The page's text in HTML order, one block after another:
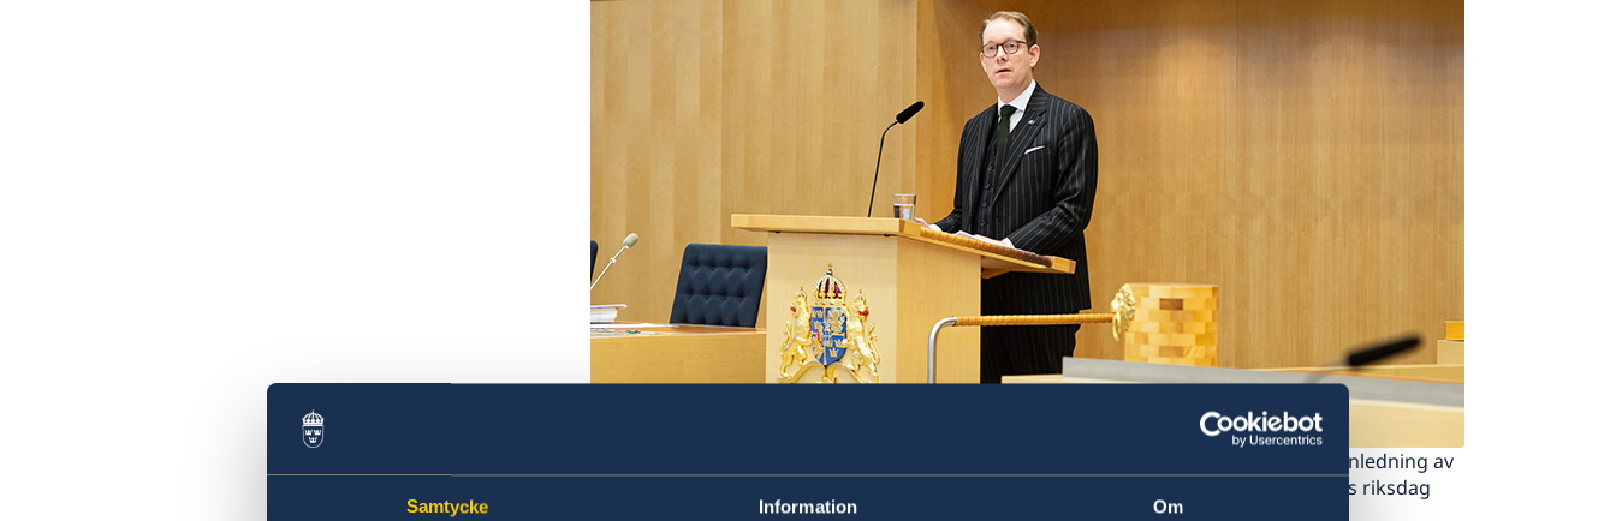
Samtycke Information Om
Utrikesminister Tobias Billström presenterar regeringens utrikesdeklaration med anledning av
Sveriges medlemskap i Nato, i riksdagen den 20 mars. Foto: Anders Löwdin/Sveriges riksdag